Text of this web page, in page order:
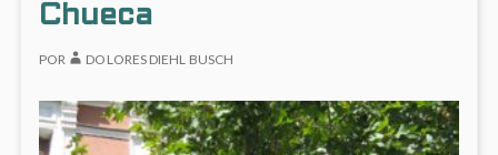
Chueca
POR DOLORES DIEHL BUSCH